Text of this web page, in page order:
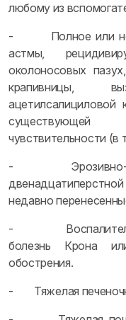
любому из
- Полное или
астмы,
околоносовых
крапивницы,
существующей
чувствительности (в
- Эрозивно-
недавно
-
болезнь Крона
обострения.
- Тяжелая